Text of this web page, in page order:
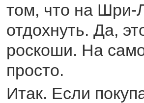
том, что на Шри-
отдохнуть. Да,
роскоши. На
просто.
Итак. Если